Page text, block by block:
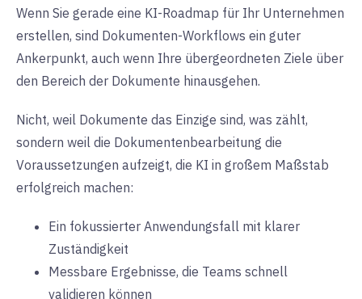
Wenn Sie gerade eine KI-Roadmap für Ihr Unternehmen
erstellen, sind Dokumenten-Workflows ein guter
Ankerpunkt, auch wenn Ihre übergeordneten Ziele über
den Bereich der Dokumente hinausgehen.
Nicht, weil Dokumente das Einzige sind, was zählt,
sondern weil die Dokumentenbearbeitung die
Voraussetzungen aufzeigt, die KI in großem Maßstab
erfolgreich machen:
Ein fokussierter Anwendungsfall mit klarer
Zuständigkeit
Messbare Ergebnisse, die Teams schnell
validieren können